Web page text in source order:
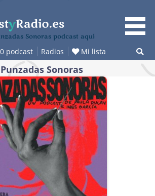
Sonoras podcast aquí
podcast Radios Mi lista
Punzadas Sonoras